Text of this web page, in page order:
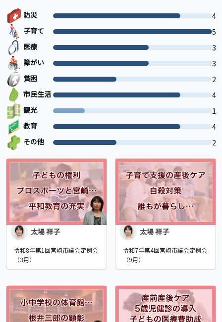
防災
4
子育て
5
医療
3
障がい
3
貧困
2
市民生活
4
観光
1
教育
4
その他
2
太場 祥子
令和8年第1回宮崎市議会定例会
（3月）
太場 祥子
令和7年第4回宮崎市議会定例会
（9月）